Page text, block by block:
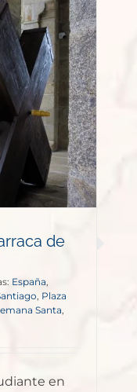
de
España,
Plaza
Santa
en